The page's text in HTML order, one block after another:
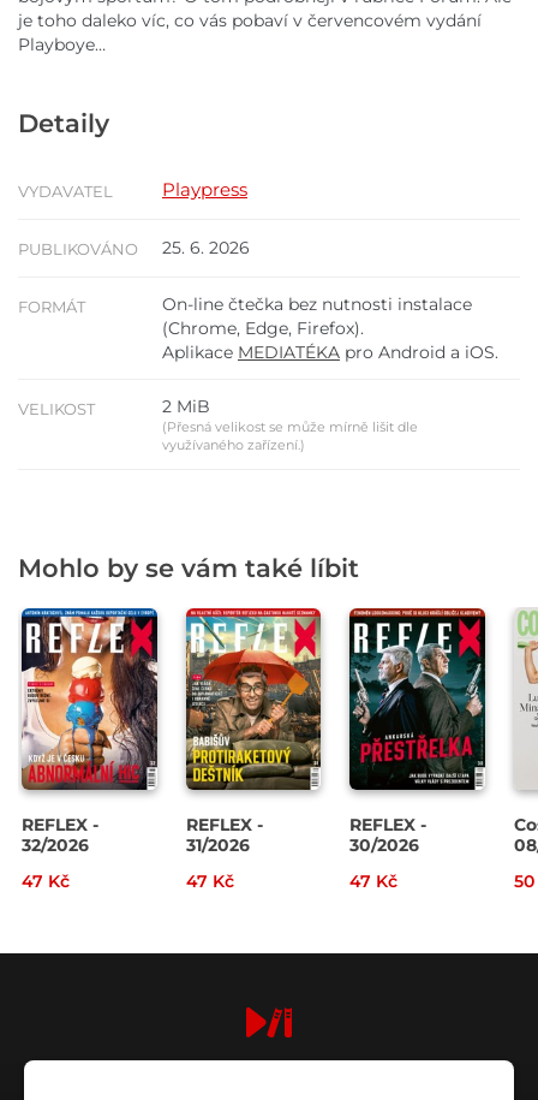
je toho daleko víc, co vás pobaví v červencovém vydání
Playboye…
Detaily
VYDAVATEL Playpress
PUBLIKOVÁNO 25. 6. 2026
FORMÁT
On-line čtečka bez nutnosti instalace
(Chrome, Edge, Firefox).
Aplikace MEDIATÉKA pro Android a iOS.
VELIKOST 2 MiB
(Přesná velikost se může mírně lišit dle
využívaného zařízení.)
Mohlo by se vám také líbit
REFLEX -
32/2026
47 Kč
REFLEX -
31/2026
47 Kč
REFLEX -
30/2026
47 Kč
50